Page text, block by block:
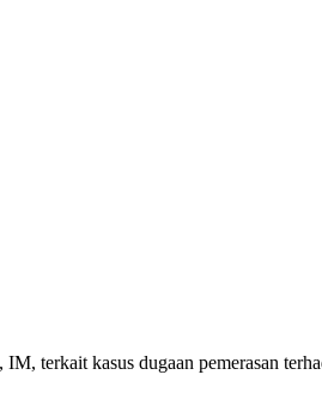
terkait kasus dugaan pemerasan